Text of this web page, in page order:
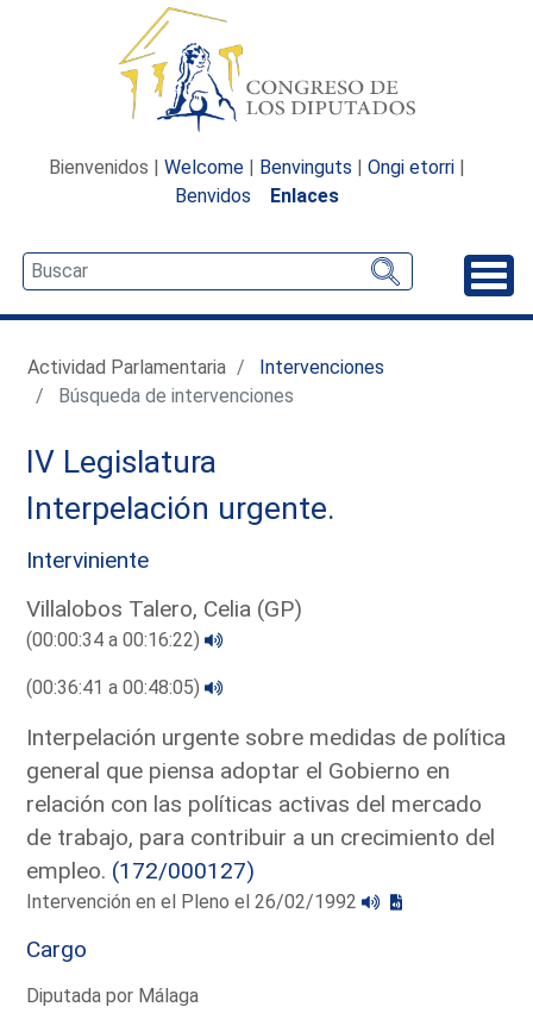
Bienvenidos | Welcome | Benvinguts | Ongi etorri |
Benvidos
Enlaces
Actividad Parlamentaria
Intervenciones
Búsqueda de intervenciones
IV Legislatura
Interpelación urgente.
Interviniente
Villalobos Talero, Celia (GP)
(00:00:34 a 00:16:22)
(00:36:41 a 00:48:05)
Interpelación urgente sobre medidas de política
general que piensa adoptar el Gobierno en
relación con las políticas activas del mercado
de trabajo, para contribuir a un crecimiento del
empleo. (172/000127)
Intervención en el Pleno el 26/02/1992
Cargo
Diputada por Málaga